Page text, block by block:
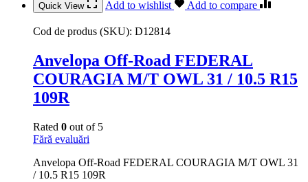
Quick View Add to wishlist Add to compare
Cod de produs (SKU): D12814
Anvelopa Off-Road FEDERAL
COURAGIA M/T OWL 31 / 10.5 R15
109R
Rated 0 out of 5
Fără evaluări
Anvelopa Off-Road FEDERAL COURAGIA M/T OWL 31
/ 10.5 R15 109R